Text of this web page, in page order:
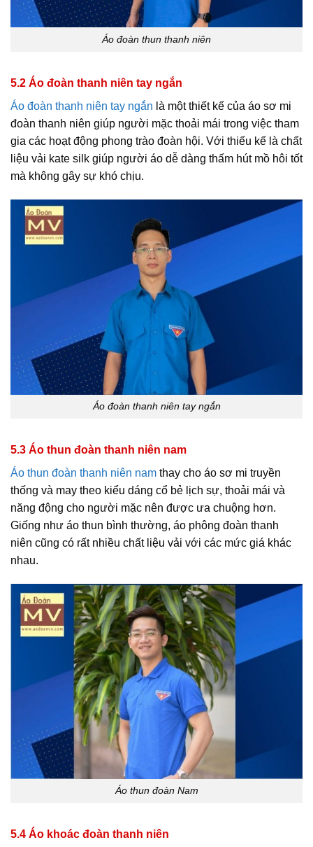
Áo đoàn thun thanh niên
5.2 Áo đoàn thanh niên tay ngắn
Áo đoàn thanh niên tay ngắn là một thiết kế của áo sơ mi
đoàn thanh niên giúp người mặc thoải mái trong việc tham
gia các hoạt động phong trào đoàn hội. Với thiếu kế là chất
liệu vải kate silk giúp người áo dễ dàng thấm hút mồ hôi tốt
mà không gây sự khó chịu.
Áo đoàn thanh niên tay ngắn
5.3 Áo thun đoàn thanh niên nam
Áo thun đoàn thanh niên nam thay cho áo sơ mi truyền
thống và may theo kiểu dáng cổ bẻ lịch sự, thoải mái và
năng động cho người mặc nên được ưa chuộng hơn.
Giống như áo thun bình thường, áo phông đoàn thanh
niên cũng có rất nhiều chất liệu vải với các mức giá khác
nhau.
Áo thun đoàn Nam
5.4 Áo khoác đoàn thanh niên